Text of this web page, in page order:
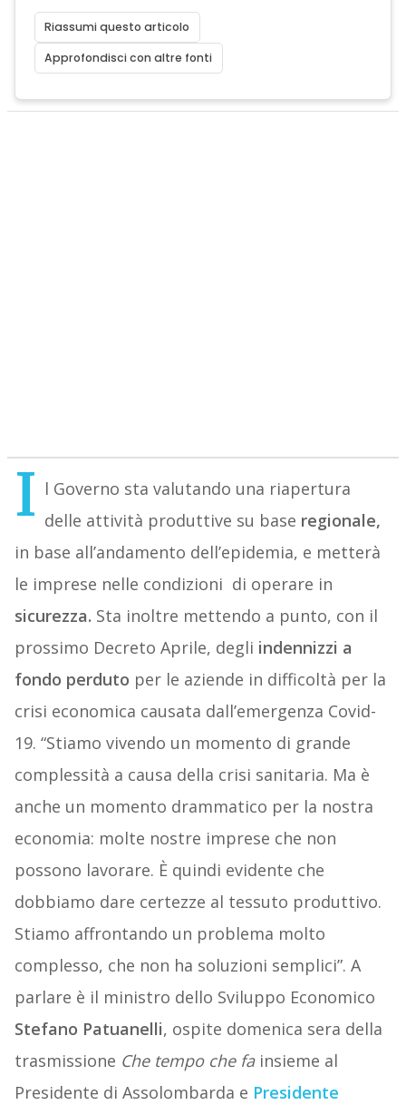
Riassumi questo articolo
Approfondisci con altre fonti
I l Governo sta valutando una riapertura
delle attività produttive su base regionale,
in base all’andamento dell’epidemia, e metterà
le imprese nelle condizioni di operare in
sicurezza. Sta inoltre mettendo a punto, con il
prossimo Decreto Aprile, degli indennizzi a
fondo perduto per le aziende in difficoltà per la
crisi economica causata dall’emergenza Covid-
19. “Stiamo vivendo un momento di grande
complessità a causa della crisi sanitaria. Ma è
anche un momento drammatico per la nostra
economia: molte nostre imprese che non
possono lavorare. È quindi evidente che
dobbiamo dare certezze al tessuto produttivo.
Stiamo affrontando un problema molto
complesso, che non ha soluzioni semplici”. A
parlare è il ministro dello Sviluppo Economico
Stefano Patuanelli, ospite domenica sera della
trasmissione Che tempo che fa insieme al
Presidente di Assolombarda e Presidente